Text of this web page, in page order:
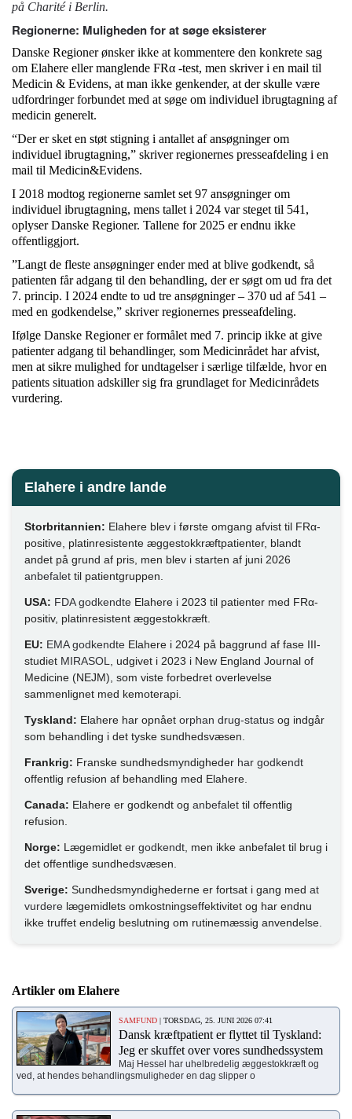
på Charité i Berlin.
Regionerne: Muligheden for at søge eksisterer
Danske Regioner ønsker ikke at kommentere den konkrete sag
om Elahere eller manglende FRα -test, men skriver i en mail til
Medicin & Evidens, at man ikke genkender, at der skulle være
udfordringer forbundet med at søge om individuel ibrugtagning af
medicin generelt.
“Der er sket en støt stigning i antallet af ansøgninger om
individuel ibrugtagning,” skriver regionernes presseafdeling i en
mail til Medicin&Evidens.
I 2018 modtog regionerne samlet set 97 ansøgninger om
individuel ibrugtagning, mens tallet i 2024 var steget til 541,
oplyser Danske Regioner. Tallene for 2025 er endnu ikke
offentliggjort.
”Langt de fleste ansøgninger ender med at blive godkendt, så
patienten får adgang til den behandling, der er søgt om ud fra det
7. princip. I 2024 endte to ud tre ansøgninger – 370 ud af 541 –
med en godkendelse,” skriver regionernes presseafdeling.
Ifølge Danske Regioner er formålet med 7. princip ikke at give
patienter adgang til behandlinger, som Medicinrådet har afvist,
men at sikre mulighed for undtagelser i særlige tilfælde, hvor en
patients situation adskiller sig fra grundlaget for Medicinrådets
vurdering.
Elahere i andre lande
Storbritannien: Elahere blev i første omgang afvist til FRα-
positive, platinresistente æggestokkræftpatienter, blandt
andet på grund af pris, men blev i starten af juni 2026
anbefalet til patientgruppen.
USA: FDA godkendte Elahere i 2023 til patienter med FRα-
positiv, platinresistent æggestokkræft.
EU: EMA godkendte Elahere i 2024 på baggrund af fase III-
studiet MIRASOL, udgivet i 2023 i New England Journal of
Medicine (NEJM), som viste forbedret overlevelse
sammenlignet med kemoterapi.
Tyskland: Elahere har opnået orphan drug-status og indgår
som behandling i det tyske sundhedsvæsen.
Frankrig: Franske sundhedsmyndigheder har godkendt
offentlig refusion af behandling med Elahere.
Canada: Elahere er godkendt og anbefalet til offentlig
refusion.
Norge: Lægemidlet er godkendt, men ikke anbefalet til brug i
det offentlige sundhedsvæsen.
Sverige: Sundhedsmyndighederne er fortsat i gang med at
vurdere lægemidlets omkostningseffektivitet og har endnu
ikke truffet endelig beslutning om rutinemæssig anvendelse.
Artikler om Elahere
SAMFUND | TORSDAG, 25. JUNI 2026 07:41
Dansk kræftpatient er flyttet til Tyskland:
Jeg er skuffet over vores sundhedssystem
Maj Hessel har uhelbredelig æggestokkræft og
ved, at hendes behandlingsmuligheder en dag slipper o